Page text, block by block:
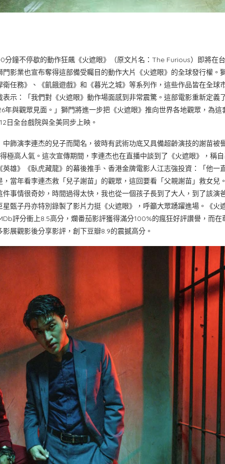
鐘不停歇的動作狂飆《火遮眼》（原文片名：The Furious）即將在台
影業也宣布奪得這部備受矚目的動作大片《火遮眼》的全球發行權。
任務》、《飢餓遊戲》和《暮光之城》等系列作，這些作品皆在全球
示：「我們對《火遮眼》動作場面感到非常震驚。這部電影重新定義
與觀眾見面。」獅門將進一步把《火遮眼》推向世界各地觀眾，為這
日全台戲院與全美同步上映。
演李連杰的兒子而聞名，彼時有武術功底又具備超齡演技的謝苗被
極高人氣。這次宣傳期間，李連杰也在直播中談到了《火遮眼》，稱
雄》《臥虎藏龍》的幕後推手、香港金牌電影人江志強投資：「他一
當年看李連杰救「兒子謝苗」的觀眾，這回要看「父親謝苗」救女兒。
事情很奇妙，時間過得太快，我也從一個孩子長到了大人，到了該演
甄子丹亦特別錄製了影片力挺《火遮眼》，呼籲大眾踴躍進場。《火
評分衝上8.5高分，爛番茄影評獲得滿分100%的瘋狂好評讚譽，而在
展觀影後分享影評，創下豆瓣8.9的震撼高分。